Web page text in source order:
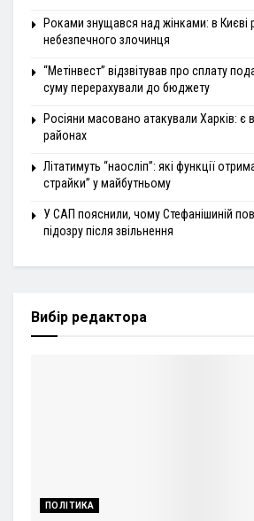
Роками знущався над жінками: в Києві
небезпечного злочинця
“Метінвест” відзвітував про сплату
суму перерахували до бюджету
Росіяни масовано атакували Харків: є
районах
Літатимуть “наосліп”: які функції
страйки” у майбутньому
У САП пояснили, чому Стефанішиній
підозру після звільнення
Вибір редактора
ПОЛІТИКА